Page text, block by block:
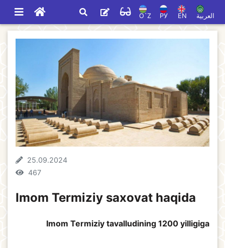
O`Z РУ EN العربية
25.09.2024
467
Imom Termiziy saxovat haqida
Imom Termiziy tavalludining 1200 yilligiga